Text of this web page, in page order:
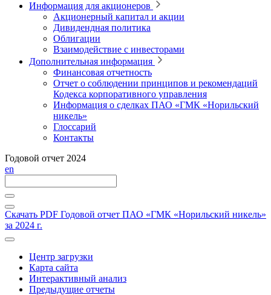
Информация для акционеров
Акционерный капитал и акции
Дивидендная политика
Облигации
Взаимодействие с инвесторами
Дополнительная информация
Финансовая отчетность
Отчет о соблюдении принципов и рекомендаций
Кодекса корпоративного управления
Информация о сделках ПАО «ГМК «Норильский
никель»
Глоссарий
Контакты
Годовой отчет 2024
en
Скачать PDF Годовой отчет ПАО «ГМК «Норильский никель»
за 2024 г.
Центр загрузки
Карта сайта
Интерактивный анализ
Предыдущие отчеты